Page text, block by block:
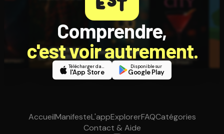
Comprendre,
c'est voir autrement.
Télécharger dans
l'App Store
Disponible sur
Google Play
AccueilManifesteL'appExplorerFAQCatégories
Contact & Aide